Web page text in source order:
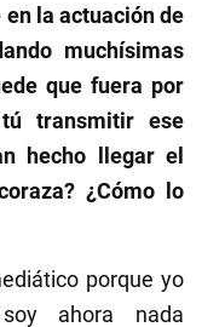
la actuación de
muchísimas
que fuera por
transmitir ese
hecho llegar el
¿Cómo lo
porque yo
ahora nada